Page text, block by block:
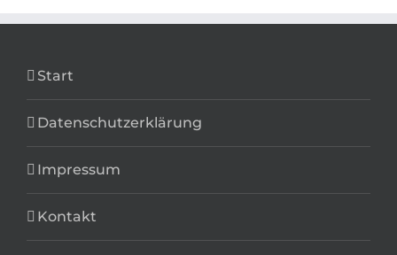
Start
Datenschutzerklärung
Impressum
Kontakt